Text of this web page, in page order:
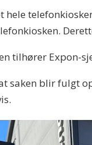
hele
tilhører Expon-
saken blir fulgt